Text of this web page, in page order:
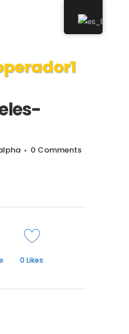
0 Comments
0 Likes